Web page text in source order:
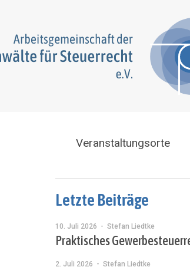
Veranstaltungsorte
Letzte Beiträge
10. Juli 2026 - Stefan Liedtke
Praktisches
2. Juli 2026 - Stefan Liedtke